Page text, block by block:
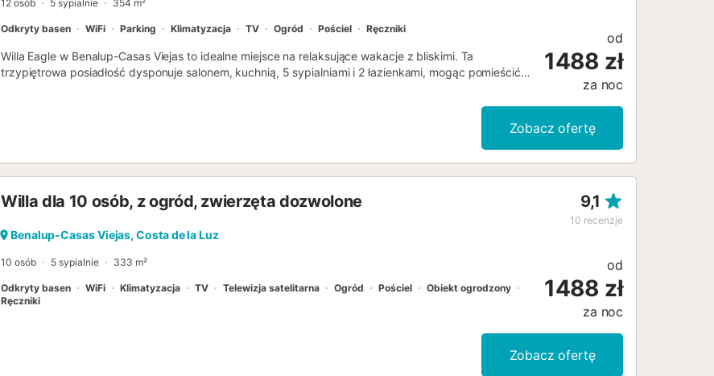
12 osób 5 sypialnie 354 m²
Odkryty basen WiFi Parking Klimatyzacja TV Ogród Pościel Ręczniki
Willa Eagle w Benalup-Casas Viejas to idealne miejsce na relaksujące wakacje z bliskimi. Ta
trzypiętrowa posiadłość dysponuje salonem, kuchnią, 5 sypialniami i 2 łazienkami, mogąc pomieścić
życzenie dostępne jest łóżeczko dziecięce i krzesełko do karmienia. Ciesz się własną prywatną oazą
wakacyjnym. Na terenie obiektu znajduje się jedno miejsce parkingowe, a także bezpłatny parking
uliczny. Dozwolone są maksymalnie 2 zwierzęta. Palenie i organizacja imprez są zabronione....
od
1488 zł
za noc
Zobacz ofertę
Willa dla 10 osób, z ogród, zwierzęta dozwolone 9,1
10 recenzje
Benalup-Casas Viejas, Costa de la Luz
10 osób 5 sypialnie 333 m²
Odkryty basen WiFi Klimatyzacja TV Telewizja satelitarna Ogród Pościel
Obiekt ogrodzony
Ręczniki
od
1488 zł
za noc
Zobacz ofertę